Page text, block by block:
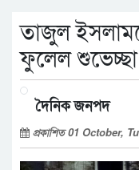
তাজুল
ফুলেল শুভেচ্ছা
দৈনিক জনপদ
প্রকাশিত 01 October,